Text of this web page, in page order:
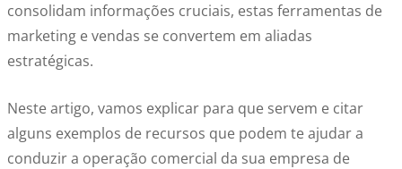
consolidam informações cruciais, estas ferramentas de
marketing e vendas se convertem em aliadas
estratégicas.
Neste artigo, vamos explicar para que servem e citar
alguns exemplos de recursos que podem te ajudar a
conduzir a operação comercial da sua empresa de